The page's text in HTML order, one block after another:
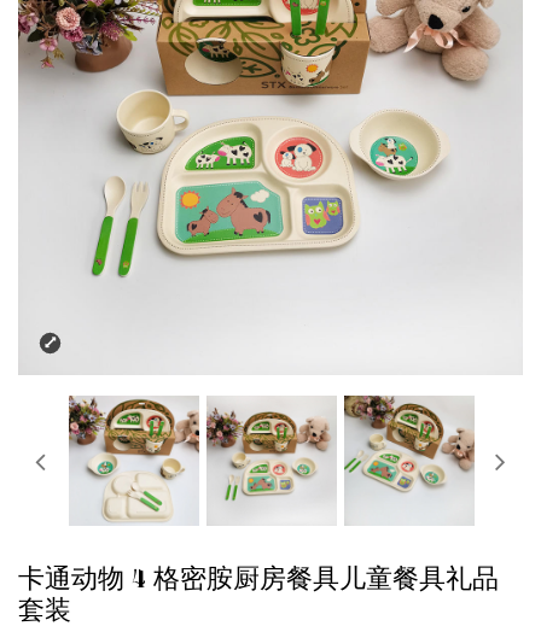
卡通动物 4 格密胺厨房餐具儿童餐具礼品
套装